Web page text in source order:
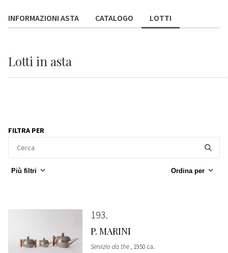
INFORMAZIONI ASTA CATALOGO LOTTI
Lotti in asta
FILTRA PER
Più filtri Ordina per
193
P. MARINI
Servizio da the, 1950 ca.